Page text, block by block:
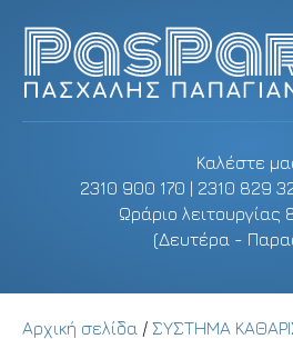
Καλέστε
2310 900 170 | 2310 829
Ωράριο λειτουργίας
(Δευτέρα -
Αρχική σελίδα / ΣΥΣΤΗΜΑ